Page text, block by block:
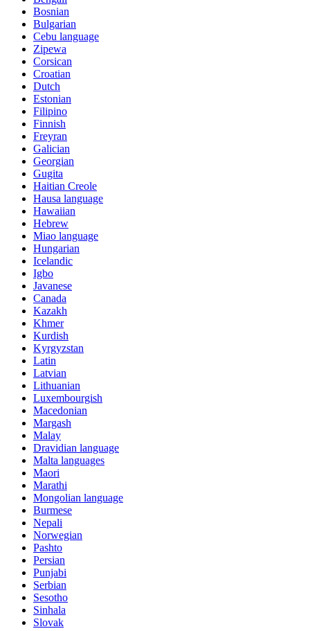
Bosnian
Bulgarian
Cebu language
Zipewa
Corsican
Croatian
Dutch
Estonian
Filipino
Finnish
Freyran
Galician
Georgian
Gugita
Haitian Creole
Hausa language
Hawaiian
Hebrew
Miao language
Hungarian
Icelandic
Igbo
Javanese
Canada
Kazakh
Khmer
Kurdish
Kyrgyzstan
Latin
Latvian
Lithuanian
Luxembourgish
Macedonian
Margash
Malay
Dravidian language
Malta languages
Maori
Marathi
Mongolian language
Burmese
Nepali
Norwegian
Pashto
Persian
Punjabi
Serbian
Sesotho
Sinhala
Slovak